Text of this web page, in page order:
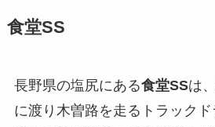
食堂SS
長野県の塩尻にある食堂SSは
に渡り木曽路を走るトラック